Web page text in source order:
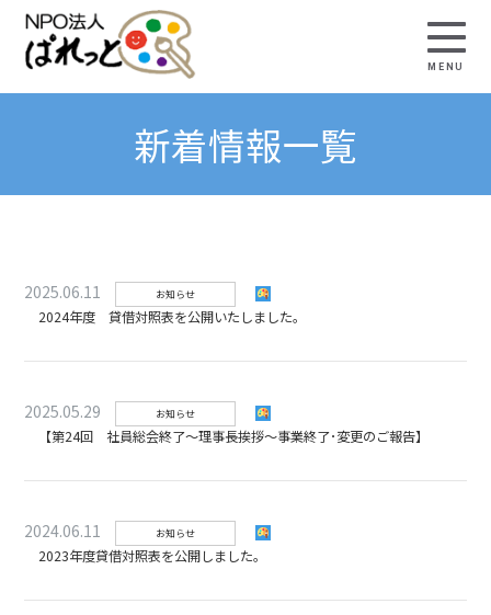
新着情報一覧
2025.06.11 お知らせ
2024年度 貸借対照表を公開いたしました。
2025.05.29 お知らせ
【第24回 社員総会終了～理事長挨拶～事業終了･変更のご報告】
2024.06.11 お知らせ
2023年度貸借対照表を公開しました。